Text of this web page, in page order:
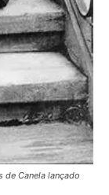
de Canela lançado